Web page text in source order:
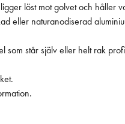
löst mot golvet och håller
eller naturanodiserad
står själv eller helt rak